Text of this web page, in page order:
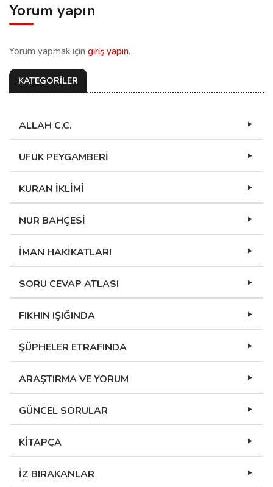
Yorum yapın
Yorum yapmak için giriş yapın.
KATEGORİLER
ALLAH C.C.
UFUK PEYGAMBERİ
KURAN İKLİMİ
NUR BAHÇESİ
İMAN HAKİKATLARI
SORU CEVAP ATLASI
FIKHIN IŞIĞINDA
ŞÜPHELER ETRAFINDA
ARAŞTIRMA VE YORUM
GÜNCEL SORULAR
KİTAPÇA
İZ BIRAKANLAR